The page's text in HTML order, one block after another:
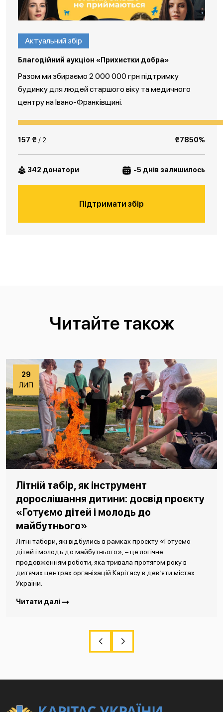
Актуальний збір
Благодійний аукціон «Прихистки добра»
Разом ми збираємо 2 000 000 грн підтримку
будинку для людей старшого віку та медичного
центру на Івано-Франківщині.
157 ₴ / 2 ₴7850%
342 донатори -5 днів залишилось
Підтримати збір
Читайте також
29
ЛИП
Літній табір, як інструмент
дорослішання дитини: досвід проєкту
«Готуємо дітей і молодь до
майбутнього»
Літні табори, які відбулись в рамках проєкту «Готуємо
дітей і молодь до майбутнього», – це логічне
продовженням роботи, яка тривала протягом року в
дитячих центрах організацій Карітасу в дев’яти містах
України.
Читати далі